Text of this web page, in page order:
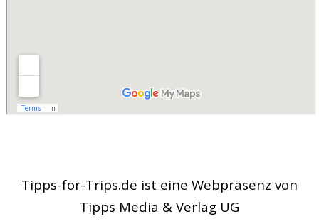
Tipps-for-Trips.de ist eine Webpräsenz von
Tipps Media & Verlag UG